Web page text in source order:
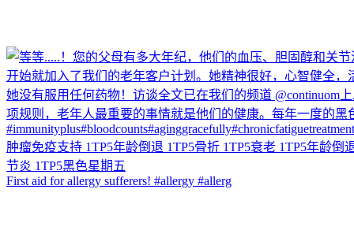
First aid for allergy sufferers! #allergy #allerg